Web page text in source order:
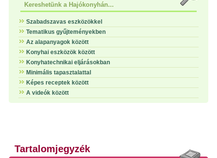
Kereshetünk a Hajókonyhán...
Szabadszavas eszközökkel
Tematikus gyűjteményekben
Az alapanyagok között
Konyhai eszközök között
Konyhatechnikai eljárásokban
Minimális tapasztalattal
Képes receptek között
A videók között
Tartalomjegyzék